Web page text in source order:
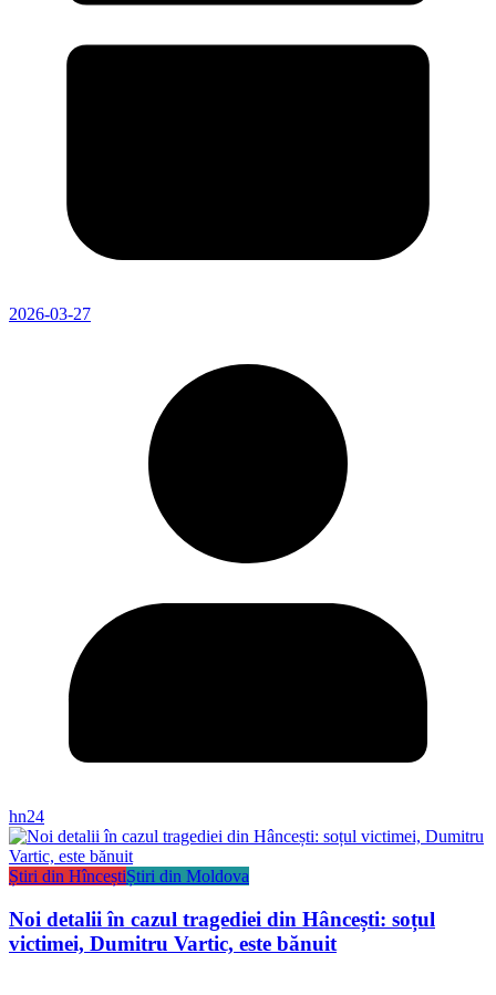
2026-03-27
hn24
Știri din HînceștiȘtiri din Moldova
Noi detalii în cazul tragediei din Hâncești: soțul
victimei, Dumitru Vartic, este bănuit